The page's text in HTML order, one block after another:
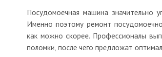
Посудомоечная машина значительно
Именно поэтому ремонт
как можно скорее. Профессионалы
поломки, после чего предложат